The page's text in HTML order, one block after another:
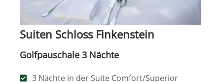
Suiten Schloss Finkenstein
Golfpauschale 3 Nächte
3 Nächte in der Suite Comfort/Superior